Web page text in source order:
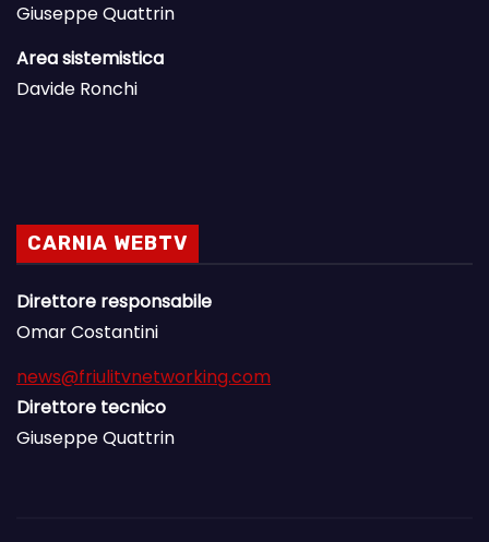
Giuseppe Quattrin
Area sistemistica
Davide Ronchi
CARNIA WEBTV
Direttore responsabile
Omar Costantini
news@friulitvnetworking.com
Direttore tecnico
Giuseppe Quattrin